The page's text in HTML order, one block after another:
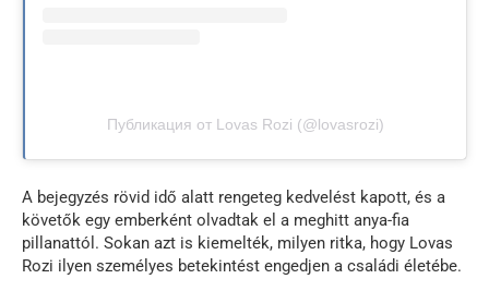
Публикация от Lovas Rozi (@lovasrozi)
A bejegyzés rövid idő alatt rengeteg kedvelést kapott, és a
követők egy emberként olvadtak el a meghitt anya-fia
pillanattól. Sokan azt is kiemelték, milyen ritka, hogy Lovas
Rozi ilyen személyes betekintést engedjen a családi életébe.